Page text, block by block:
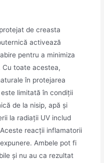
de creasta
activează
pentru a minimiza
Cu toate acestea,
în protejarea
limitată în condiții
de la nisip, apă și
la radiații UV includ
reacții inflamatorii
Ambele pot fi
și nu au ca rezultat